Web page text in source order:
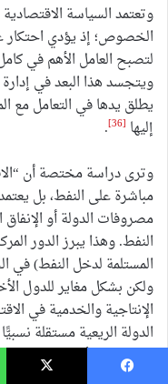
وتعتمد السياسة
الخصوص؛ إذ يؤدي احتكار
لتصبح العامل الأهم في
ويتجسد هذا البعد في إدارة
يطلق يدها في التعامل مع
إليها [36]
.
وترى دراسة مختصة أن
مباشرة على النفط، بل
مصروفات الدولة أو
النفط. وهذا يبرز الدور
المستلمة لدخل النفط) في
ولكن بشكل مغاير للدول
الإنتاجية والخدمية في
الدولة الريعية مستقلة
في الدول الأخرى، ولذلك